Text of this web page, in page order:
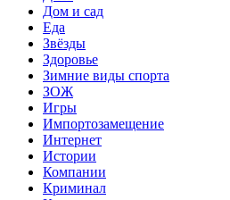
Дом и сад
Еда
Звёзды
Здоровье
Зимние виды спорта
ЗОЖ
Игры
Импортозамещение
Интернет
Истории
Компании
Криминал